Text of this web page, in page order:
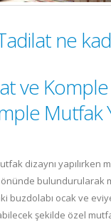
ne
ve
Mutfak
dizaynı yapılırken
önünde bulundurularak
buzdolabı ocak ve
şekilde özel